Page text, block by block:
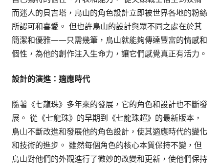
而迷人的貝吉塔，鳥山的角色設計立即被世界各地的粉絲
所認可和喜愛。 但也許鳥山的設計與眾不同之處在於其
簡潔和優雅——只需幾筆，鳥山就能夠傳達豐富的情感和
個性，為他的創作注入生命力，讓它們感覺真正有活力。
設計的演進：適應時代
隨著《七龍珠》多年來的發展，它的角色和設計也不斷發
展。 從《七龍珠》的早期到《七龍珠超》的最新版本，
鳥山不斷改進和發展他的角色設計，使其適應時代的變化
和技術的進步。 雖然每個角色的核心本質保持不變，但
鳥山對他們的外觀進行了微妙的改變和更新，使他們保持